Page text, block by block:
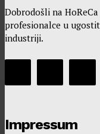
Dobrodošli na
profesionalce u
industriji.
Impressum